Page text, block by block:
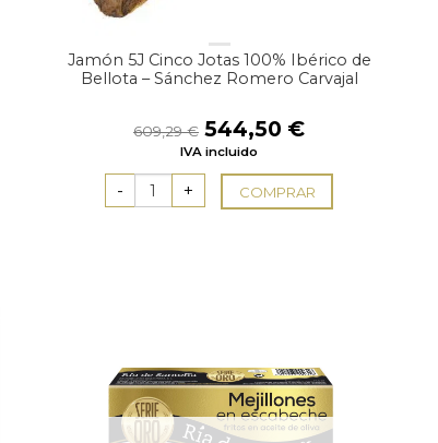
Jamón 5J Cinco Jotas 100% Ibérico de
Bellota – Sánchez Romero Carvajal
609,29€ El
precio
original
era:
609,29 €.
544,50 €El
actual
es:
544,50 €.
IVA incluido
COMPRAR